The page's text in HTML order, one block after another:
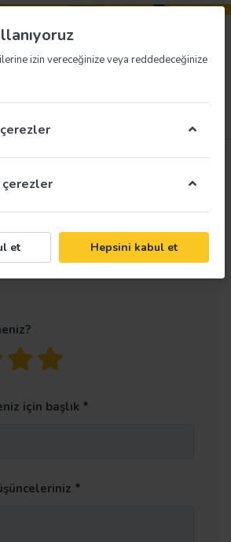
Turuncu GE1548T
kayıtlı kullanıcılar değerlendirme
için başlık
izin vereceğinize veya reddedeceğinize
et Hepsini kabul et